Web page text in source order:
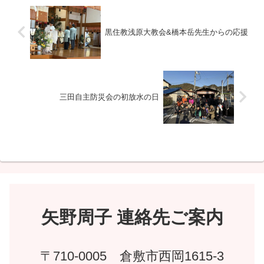
黒住教浅原大教会&橋本岳先生からの応援
三田自主防災会の初放水の日
矢野周子 連絡先ご案内
〒710-0005 倉敷市西岡1615-3